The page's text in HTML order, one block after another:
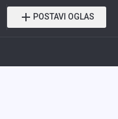
POSTAVI OGLAS